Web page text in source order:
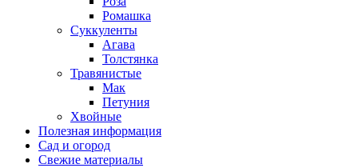
Ромашка
Суккуленты
Агава
Толстянка
Травянистые
Мак
Петуния
Хвойные
Полезная информация
Сад и огород
Свежие материалы